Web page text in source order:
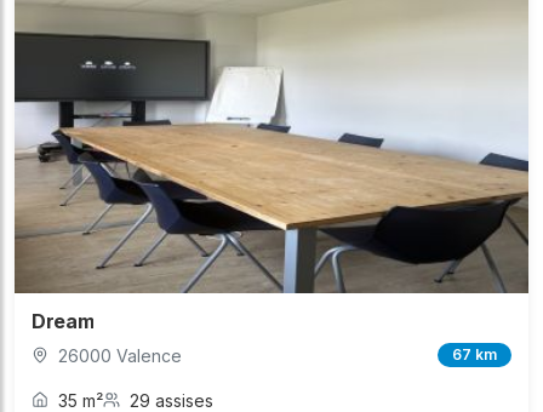
Dream
26000 Valence 67 km
35 m² 29 assises